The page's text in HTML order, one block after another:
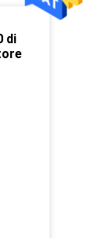
di